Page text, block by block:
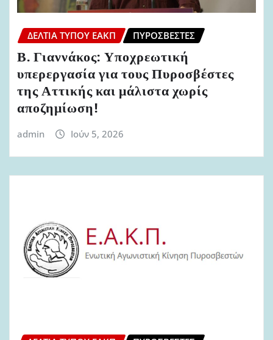
ΔΕΛΤΊΑ ΤΎΠΟΥ ΕΑΚΠ ΠΥΡΟΣΒΈΣΤΕΣ
Β. Γιαννάκος: Υποχρεωτική
υπερεργασία για τους Πυροσβέστες
της Αττικής και μάλιστα χωρίς
αποζημίωση!
admin Ιούν 5, 2026